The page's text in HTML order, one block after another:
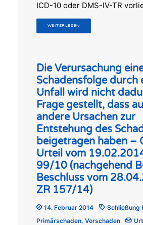
ICD-10 oder DMS-IV-TR
WEITERLESEN
Die Verursachung
Schadensfolge durch
Unfall wird nicht
Frage gestellt, dass
andere Ursachen zur
Entstehung des
beigetragen haben –
Urteil vom
99/10 (nachgehend
Beschluss vom
ZR 157/14)
14. Februar 2014 Schließung
Primärschaden, Vorschaden